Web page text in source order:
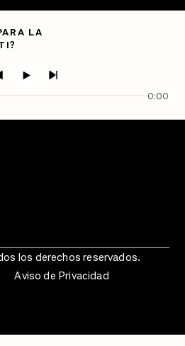
LA
0:00
los derechos reservados.
Aviso de Privacidad